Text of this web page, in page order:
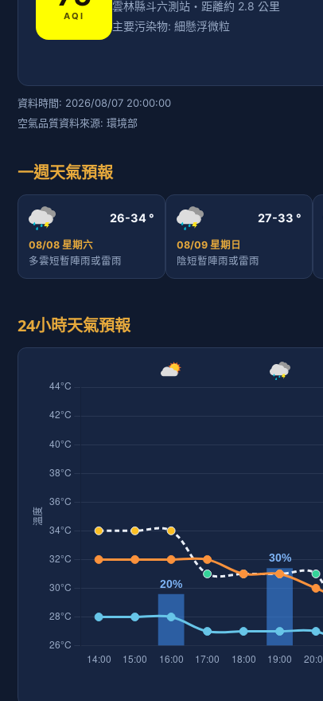
AQI
雲林縣斗六測站・距離約 2.8 公里
主要污染物: 細懸浮微粒
資料時間: 2026/08/07 20:00:00
空氣品質資料來源: 環境部
一週天氣預報
26-34 °
08/08 星期六
多雲短暫陣雨或雷雨
27-33 °
08/09 星期日
陰短暫陣雨或雷雨
24小時天氣預報